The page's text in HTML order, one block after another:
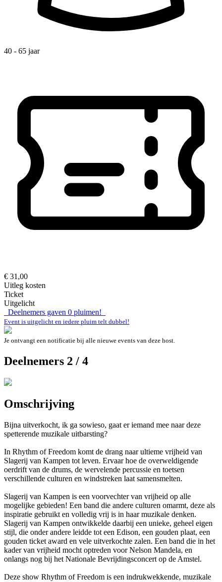
40 - 65 jaar
€ 31,00
Uitleg kosten
Ticket
Uitgelicht
Deelnemers gaven 0 pluimen!
Event is uitgelicht en iedere pluim telt dubbel!
Je ontvangt een notificatie bij alle nieuwe events van deze host.
Deelnemers 2 / 4
Omschrijving
Bijna uitverkocht, ik ga sowieso, gaat er iemand mee naar deze
spetterende muzikale uitbarsting?
In Rhythm of Freedom komt de drang naar ultieme vrijheid van
Slagerij van Kampen tot leven. Ervaar hoe de overweldigende
oerdrift van de drums, de wervelende percussie en toetsen
verschillende culturen en windstreken laat samensmelten.
Slagerij van Kampen is een voorvechter van vrijheid op alle
mogelijke gebieden! Een band die andere culturen omarmt, deze als
inspiratie gebruikt en volledig vrij is in haar muzikale denken.
Slagerij van Kampen ontwikkelde daarbij een unieke, geheel eigen
stijl, die onder andere leidde tot een Edison, een gouden plaat, een
gouden ticket award en vele uitverkochte zalen. Een band die in het
kader van vrijheid mocht optreden voor Nelson Mandela, en
onlangs nog bij het Nationale Bevrijdingsconcert op de Amstel.
Deze show Rhythm of Freedom is een indrukwekkende, muzikale